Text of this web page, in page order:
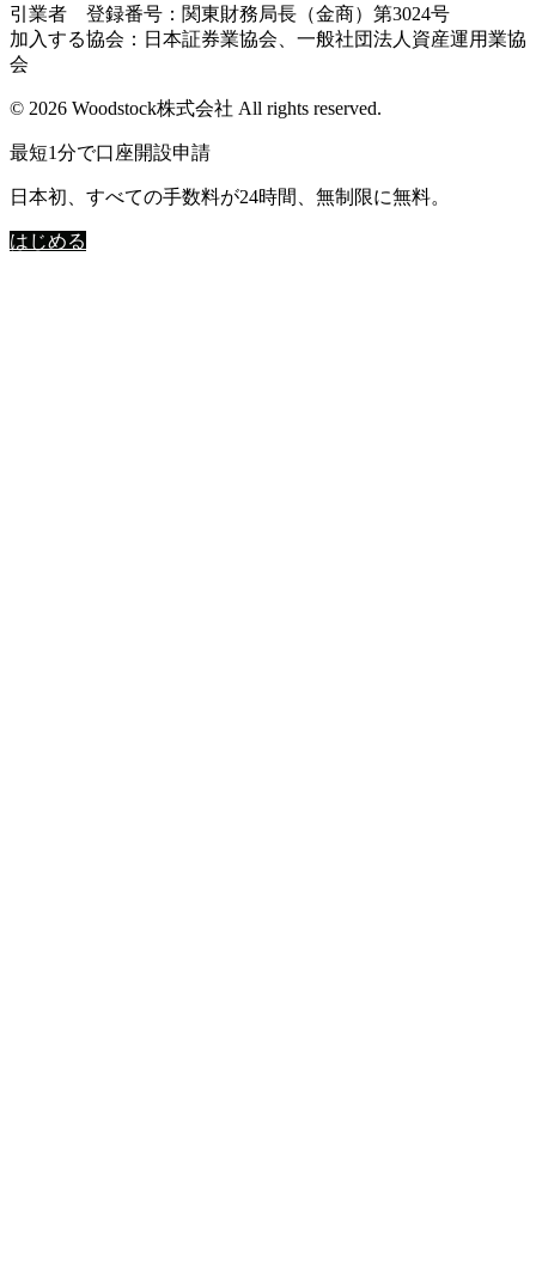
引業者 登録番号：関東財務局長（金商）第3024号
加入する協会：日本証券業協会、一般社団法人資産運用業協
会
© 2026 Woodstock株式会社 All rights reserved.
最短1分で口座開設申請
日本初、すべての手数料が24時間、無制限に無料。
はじめる